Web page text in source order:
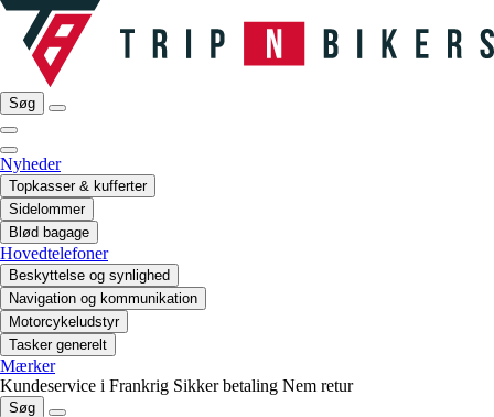
Søg
Nyheder
Topkasser & kufferter
Sidelommer
Blød bagage
Hovedtelefoner
Beskyttelse og synlighed
Navigation og kommunikation
Motorcykeludstyr
Tasker generelt
Mærker
Kundeservice i Frankrig Sikker betaling Nem retur
Søg